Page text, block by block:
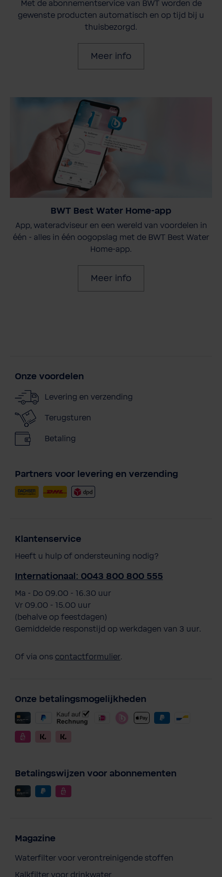
Met de abonnementservice van BWT worden de
gewenste producten automatisch en op tijd bij u
thuisbezorgd.
Meer info
BWT Best Water Home-app
App, wateradviseur en een wereld van voordelen in
één - alles in één oogopslag met de BWT Best Water
Home-app.
Meer info
Onze voordelen
Levering en verzending
Terugsturen
Betaling
Partners voor levering en verzending
Klantenservice
Heeft u hulp of ondersteuning nodig?
Internationaal: 0043 800 800 555
Ma - Do 09.00 - 16.30 uur
Vr 09.00 - 15.00 uur
(behalve op feestdagen)
Gemiddelde responstijd op werkdagen van 3 uur.
Of via ons contactformulier.
Onze betalingsmogelijkheden
Betalingswijzen voor abonnementen
Magazine
Waterfilter voor verontreinigende stoffen
Kalkfilter voor drinkwater